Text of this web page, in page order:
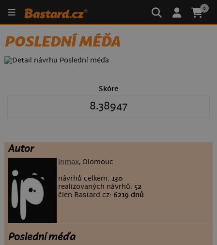
0
POSLEDNÍ MÉĎA
Skóre
8.38947
Autor
inmax, Olomouc
návrhů celkem: 130
realizovaných návrhů: 52
člen Bastard.cz:6219 dnů
Poslední méďa